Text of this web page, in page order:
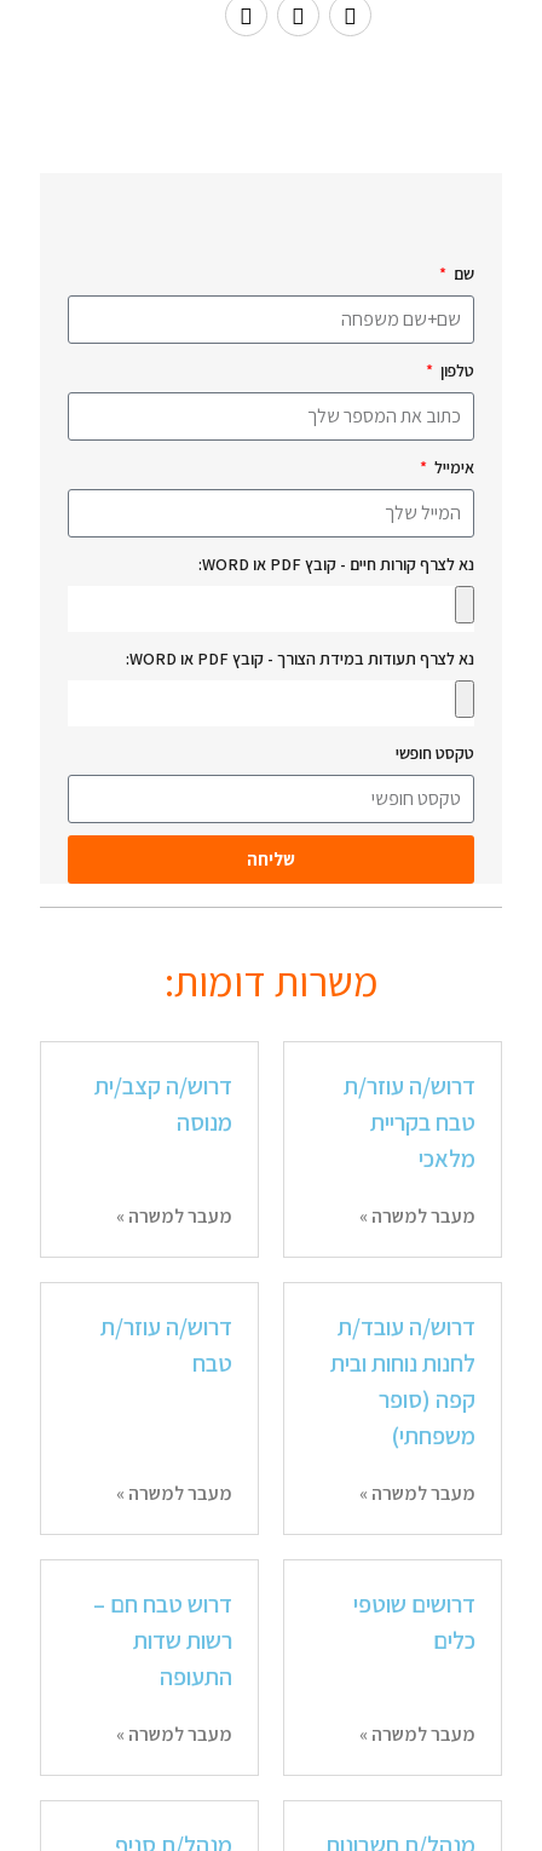
שם
טלפון
אימייל
נא לצרף קורות חיים - קובץ PDF או WORD:
נא לצרף תעודות במידת הצורך - קובץ PDF או WORD:
טקסט חופשי
שליחה
משרות דומות:
דרוש/ה עוזר/ת
טבח בקריית
מלאכי
מעבר למשרה »
דרוש/ה קצב/ית
מנוסה
מעבר למשרה »
דרוש/ה עובד/ת
לחנות נוחות ובית
קפה (סופר
משפחתי)
מעבר למשרה »
דרוש/ה עוזר/ת
טבח
מעבר למשרה »
דרושים שוטפי
כלים
מעבר למשרה »
דרוש טבח חם –
רשות שדות
התעופה
מעבר למשרה »